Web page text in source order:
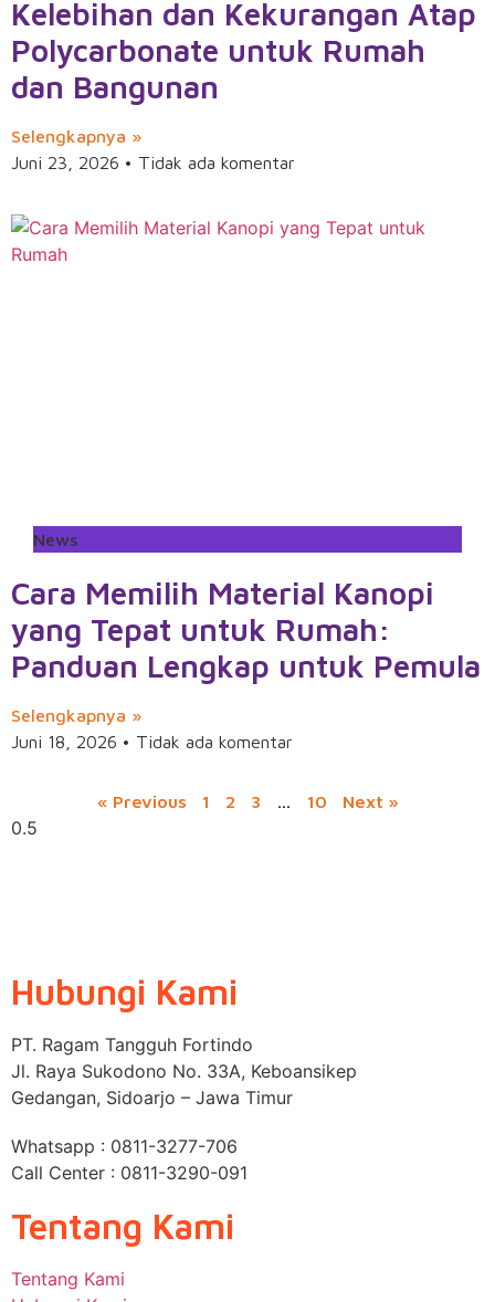
Kelebihan dan Kekurangan Atap
Polycarbonate untuk Rumah
dan Bangunan
Selengkapnya »
Juni 23, 2026
Tidak ada komentar
News
Cara Memilih Material Kanopi
yang Tepat untuk Rumah:
Panduan Lengkap untuk Pemula
Selengkapnya »
Juni 18, 2026
Tidak ada komentar
« Previous 1 2 3 … 10 Next »
Hubungi Kami
PT. Ragam Tangguh Fortindo
Jl. Raya Sukodono No. 33A, Keboansikep
Gedangan, Sidoarjo – Jawa Timur
Whatsapp : 0811-3277-706
Call Center : 0811-3290-091
Tentang Kami
Tentang Kami